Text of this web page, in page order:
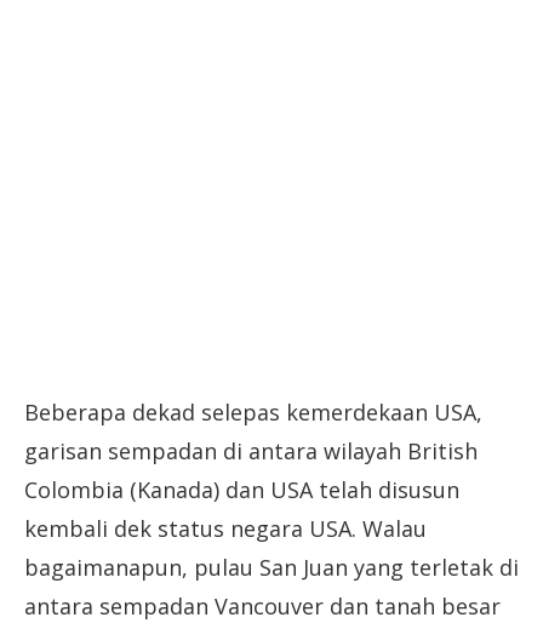
Beberapa dekad selepas kemerdekaan USA,
garisan sempadan di antara wilayah British
Colombia (Kanada) dan USA telah disusun
kembali dek status negara USA. Walau
bagaimanapun, pulau San Juan yang terletak di
antara sempadan Vancouver dan tanah besar